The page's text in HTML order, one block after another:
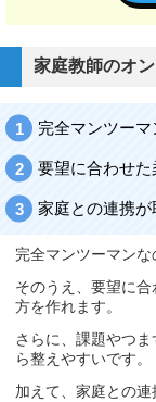
家庭教師のオ
完全マンツーマ
要望に合わせた
家庭との連携
完全マンツーマンな
そのうえ、要望に
方を作れます。
さらに、課題やつ
ら整えやすいです。
加えて、家庭との